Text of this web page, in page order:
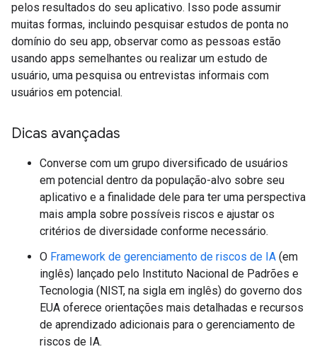
pelos resultados do seu aplicativo. Isso pode assumir
muitas formas, incluindo pesquisar estudos de ponta no
domínio do seu app, observar como as pessoas estão
usando apps semelhantes ou realizar um estudo de
usuário, uma pesquisa ou entrevistas informais com
usuários em potencial.
Dicas avançadas
Converse com um grupo diversificado de usuários
em potencial dentro da população-alvo sobre seu
aplicativo e a finalidade dele para ter uma perspectiva
mais ampla sobre possíveis riscos e ajustar os
critérios de diversidade conforme necessário.
O Framework de gerenciamento de riscos de IA (em
inglês) lançado pelo Instituto Nacional de Padrões e
Tecnologia (NIST, na sigla em inglês) do governo dos
EUA oferece orientações mais detalhadas e recursos
de aprendizado adicionais para o gerenciamento de
riscos de IA.